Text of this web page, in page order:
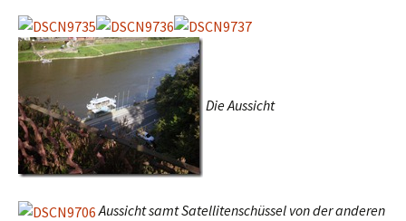
Die Aussicht
Aussicht samt Satellitenschüssel von der anderen